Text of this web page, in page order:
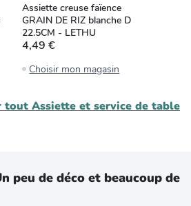
Assiette creuse faïence
GRAIN DE RIZ blanche D
22.5CM - LETHU
4,49 €
Choisir mon magasin
tout Assiette et service de table
peu de déco et beaucoup de